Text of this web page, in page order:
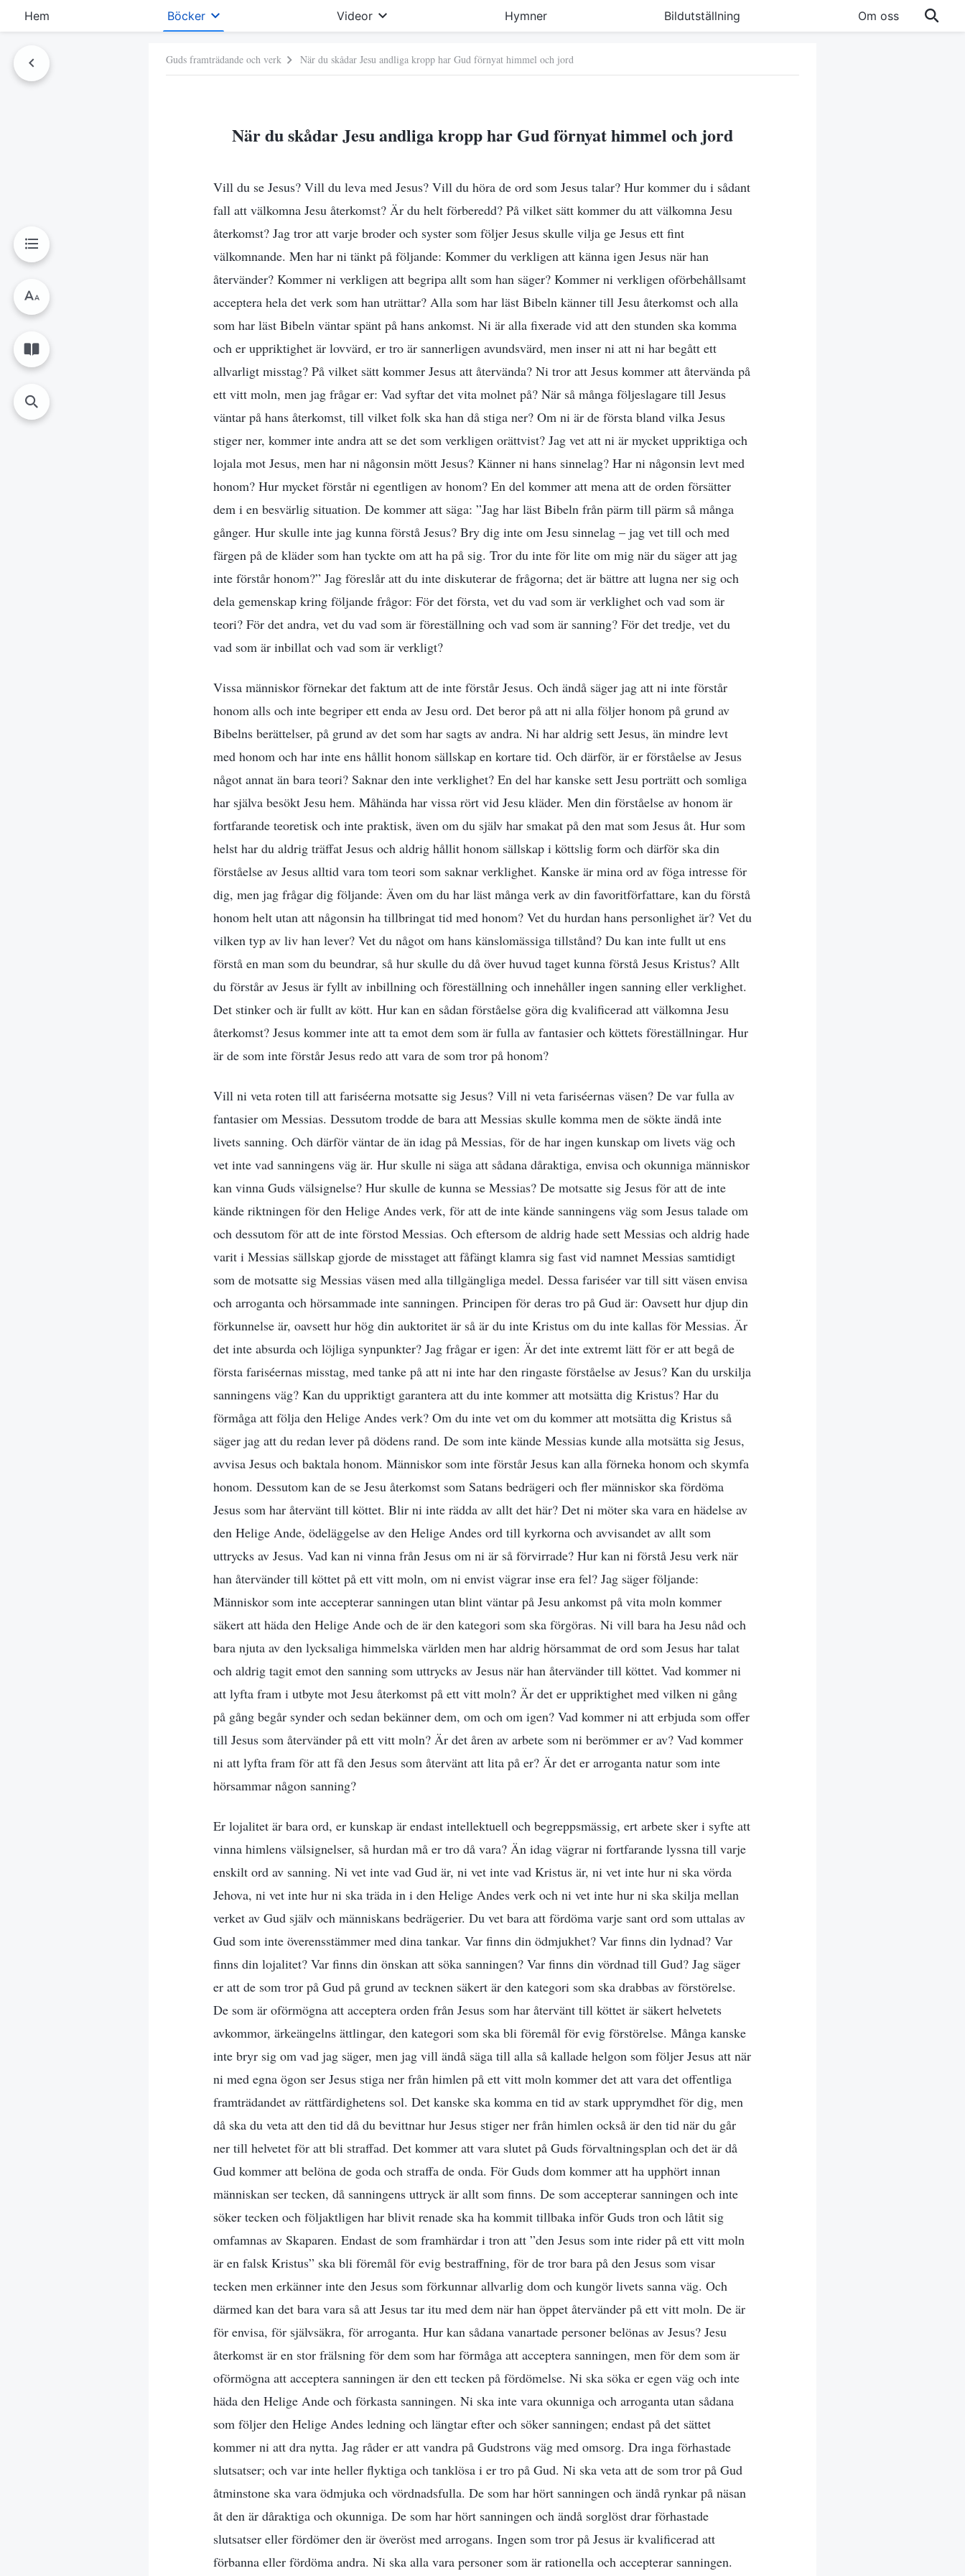
Hem Böcker Videor Hymner Bildutställning Om oss
Guds framträdande och verk När du skådar Jesu andliga kropp har Gud förnyat himmel och jord
När du skådar Jesu andliga kropp har Gud förnyat himmel och jord
Vill du se Jesus? Vill du leva med Jesus? Vill du höra de ord som Jesus talar? Hur kommer du i sådant
fall att välkomna Jesu återkomst? Är du helt förberedd? På vilket sätt kommer du att välkomna Jesu
återkomst? Jag tror att varje broder och syster som följer Jesus skulle vilja ge Jesus ett fint
välkomnande. Men har ni tänkt på följande: Kommer du verkligen att känna igen Jesus när han
återvänder? Kommer ni verkligen att begripa allt som han säger? Kommer ni verkligen oförbehållsamt
acceptera hela det verk som han uträttar? Alla som har läst Bibeln känner till Jesu återkomst och alla
som har läst Bibeln väntar spänt på hans ankomst. Ni är alla fixerade vid att den stunden ska komma
och er uppriktighet är lovvärd, er tro är sannerligen avundsvärd, men inser ni att ni har begått ett
allvarligt misstag? På vilket sätt kommer Jesus att återvända? Ni tror att Jesus kommer att återvända på
ett vitt moln, men jag frågar er: Vad syftar det vita molnet på? När så många följeslagare till Jesus
väntar på hans återkomst, till vilket folk ska han då stiga ner? Om ni är de första bland vilka Jesus
stiger ner, kommer inte andra att se det som verkligen orättvist? Jag vet att ni är mycket uppriktiga och
lojala mot Jesus, men har ni någonsin mött Jesus? Känner ni hans sinnelag? Har ni någonsin levt med
honom? Hur mycket förstår ni egentligen av honom? En del kommer att mena att de orden försätter
dem i en besvärlig situation. De kommer att säga: ”Jag har läst Bibeln från pärm till pärm så många
gånger. Hur skulle inte jag kunna förstå Jesus? Bry dig inte om Jesu sinnelag – jag vet till och med
färgen på de kläder som han tyckte om att ha på sig. Tror du inte för lite om mig när du säger att jag
inte förstår honom?” Jag föreslår att du inte diskuterar de frågorna; det är bättre att lugna ner sig och
dela gemenskap kring följande frågor: För det första, vet du vad som är verklighet och vad som är
teori? För det andra, vet du vad som är föreställning och vad som är sanning? För det tredje, vet du
vad som är inbillat och vad som är verkligt?
Vissa människor förnekar det faktum att de inte förstår Jesus. Och ändå säger jag att ni inte förstår
honom alls och inte begriper ett enda av Jesu ord. Det beror på att ni alla följer honom på grund av
Bibelns berättelser, på grund av det som har sagts av andra. Ni har aldrig sett Jesus, än mindre levt
med honom och har inte ens hållit honom sällskap en kortare tid. Och därför, är er förståelse av Jesus
något annat än bara teori? Saknar den inte verklighet? En del har kanske sett Jesu porträtt och somliga
har själva besökt Jesu hem. Måhända har vissa rört vid Jesu kläder. Men din förståelse av honom är
fortfarande teoretisk och inte praktisk, även om du själv har smakat på den mat som Jesus åt. Hur som
helst har du aldrig träffat Jesus och aldrig hållit honom sällskap i köttslig form och därför ska din
förståelse av Jesus alltid vara tom teori som saknar verklighet. Kanske är mina ord av föga intresse för
dig, men jag frågar dig följande: Även om du har läst många verk av din favoritförfattare, kan du förstå
honom helt utan att någonsin ha tillbringat tid med honom? Vet du hurdan hans personlighet är? Vet du
vilken typ av liv han lever? Vet du något om hans känslomässiga tillstånd? Du kan inte fullt ut ens
förstå en man som du beundrar, så hur skulle du då över huvud taget kunna förstå Jesus Kristus? Allt
du förstår av Jesus är fyllt av inbillning och föreställning och innehåller ingen sanning eller verklighet.
Det stinker och är fullt av kött. Hur kan en sådan förståelse göra dig kvalificerad att välkomna Jesu
återkomst? Jesus kommer inte att ta emot dem som är fulla av fantasier och köttets föreställningar. Hur
är de som inte förstår Jesus redo att vara de som tror på honom?
Vill ni veta roten till att fariséerna motsatte sig Jesus? Vill ni veta fariséernas väsen? De var fulla av
fantasier om Messias. Dessutom trodde de bara att Messias skulle komma men de sökte ändå inte
livets sanning. Och därför väntar de än idag på Messias, för de har ingen kunskap om livets väg och
vet inte vad sanningens väg är. Hur skulle ni säga att sådana dåraktiga, envisa och okunniga människor
kan vinna Guds välsignelse? Hur skulle de kunna se Messias? De motsatte sig Jesus för att de inte
kände riktningen för den Helige Andes verk, för att de inte kände sanningens väg som Jesus talade om
och dessutom för att de inte förstod Messias. Och eftersom de aldrig hade sett Messias och aldrig hade
varit i Messias sällskap gjorde de misstaget att fåfängt klamra sig fast vid namnet Messias samtidigt
som de motsatte sig Messias väsen med alla tillgängliga medel. Dessa fariséer var till sitt väsen envisa
och arroganta och hörsammade inte sanningen. Principen för deras tro på Gud är: Oavsett hur djup din
förkunnelse är, oavsett hur hög din auktoritet är så är du inte Kristus om du inte kallas för Messias. Är
det inte absurda och löjliga synpunkter? Jag frågar er igen: Är det inte extremt lätt för er att begå de
första fariséernas misstag, med tanke på att ni inte har den ringaste förståelse av Jesus? Kan du urskilja
sanningens väg? Kan du uppriktigt garantera att du inte kommer att motsätta dig Kristus? Har du
förmåga att följa den Helige Andes verk? Om du inte vet om du kommer att motsätta dig Kristus så
säger jag att du redan lever på dödens rand. De som inte kände Messias kunde alla motsätta sig Jesus,
avvisa Jesus och baktala honom. Människor som inte förstår Jesus kan alla förneka honom och skymfa
honom. Dessutom kan de se Jesu återkomst som Satans bedrägeri och fler människor ska fördöma
Jesus som har återvänt till köttet. Blir ni inte rädda av allt det här? Det ni möter ska vara en hädelse av
den Helige Ande, ödeläggelse av den Helige Andes ord till kyrkorna och avvisandet av allt som
uttrycks av Jesus. Vad kan ni vinna från Jesus om ni är så förvirrade? Hur kan ni förstå Jesu verk när
han återvänder till köttet på ett vitt moln, om ni envist vägrar inse era fel? Jag säger följande:
Människor som inte accepterar sanningen utan blint väntar på Jesu ankomst på vita moln kommer
säkert att häda den Helige Ande och de är den kategori som ska förgöras. Ni vill bara ha Jesu nåd och
bara njuta av den lycksaliga himmelska världen men har aldrig hörsammat de ord som Jesus har talat
och aldrig tagit emot den sanning som uttrycks av Jesus när han återvänder till köttet. Vad kommer ni
att lyfta fram i utbyte mot Jesu återkomst på ett vitt moln? Är det er uppriktighet med vilken ni gång
på gång begår synder och sedan bekänner dem, om och om igen? Vad kommer ni att erbjuda som offer
till Jesus som återvänder på ett vitt moln? Är det åren av arbete som ni berömmer er av? Vad kommer
ni att lyfta fram för att få den Jesus som återvänt att lita på er? Är det er arroganta natur som inte
hörsammar någon sanning?
Er lojalitet är bara ord, er kunskap är endast intellektuell och begreppsmässig, ert arbete sker i syfte att
vinna himlens välsignelser, så hurdan må er tro då vara? Än idag vägrar ni fortfarande lyssna till varje
enskilt ord av sanning. Ni vet inte vad Gud är, ni vet inte vad Kristus är, ni vet inte hur ni ska vörda
Jehova, ni vet inte hur ni ska träda in i den Helige Andes verk och ni vet inte hur ni ska skilja mellan
verket av Gud själv och människans bedrägerier. Du vet bara att fördöma varje sant ord som uttalas av
Gud som inte överensstämmer med dina tankar. Var finns din ödmjukhet? Var finns din lydnad? Var
finns din lojalitet? Var finns din önskan att söka sanningen? Var finns din vördnad till Gud? Jag säger
er att de som tror på Gud på grund av tecknen säkert är den kategori som ska drabbas av förstörelse.
De som är oförmögna att acceptera orden från Jesus som har återvänt till köttet är säkert helvetets
avkommor, ärkeängelns ättlingar, den kategori som ska bli föremål för evig förstörelse. Många kanske
inte bryr sig om vad jag säger, men jag vill ändå säga till alla så kallade helgon som följer Jesus att när
ni med egna ögon ser Jesus stiga ner från himlen på ett vitt moln kommer det att vara det offentliga
framträdandet av rättfärdighetens sol. Det kanske ska komma en tid av stark upprymdhet för dig, men
då ska du veta att den tid då du bevittnar hur Jesus stiger ner från himlen också är den tid när du går
ner till helvetet för att bli straffad. Det kommer att vara slutet på Guds förvaltningsplan och det är då
Gud kommer att belöna de goda och straffa de onda. För Guds dom kommer att ha upphört innan
människan ser tecken, då sanningens uttryck är allt som finns. De som accepterar sanningen och inte
söker tecken och följaktligen har blivit renade ska ha kommit tillbaka inför Guds tron och låtit sig
omfamnas av Skaparen. Endast de som framhärdar i tron att ”den Jesus som inte rider på ett vitt moln
är en falsk Kristus” ska bli föremål för evig bestraffning, för de tror bara på den Jesus som visar
tecken men erkänner inte den Jesus som förkunnar allvarlig dom och kungör livets sanna väg. Och
därmed kan det bara vara så att Jesus tar itu med dem när han öppet återvänder på ett vitt moln. De är
för envisa, för självsäkra, för arroganta. Hur kan sådana vanartade personer belönas av Jesus? Jesu
återkomst är en stor frälsning för dem som har förmåga att acceptera sanningen, men för dem som är
oförmögna att acceptera sanningen är den ett tecken på fördömelse. Ni ska söka er egen väg och inte
häda den Helige Ande och förkasta sanningen. Ni ska inte vara okunniga och arroganta utan sådana
som följer den Helige Andes ledning och längtar efter och söker sanningen; endast på det sättet
kommer ni att dra nytta. Jag råder er att vandra på Gudstrons väg med omsorg. Dra inga förhastade
slutsatser; och var inte heller flyktiga och tanklösa i er tro på Gud. Ni ska veta att de som tror på Gud
åtminstone ska vara ödmjuka och vördnadsfulla. De som har hört sanningen och ändå rynkar på näsan
åt den är dåraktiga och okunniga. De som har hört sanningen och ändå sorglöst drar förhastade
slutsatser eller fördömer den är överöst med arrogans. Ingen som tror på Jesus är kvalificerad att
förbanna eller fördöma andra. Ni ska alla vara personer som är rationella och accepterar sanningen.